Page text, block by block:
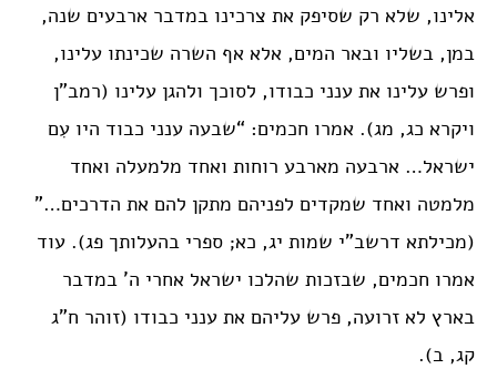
אלינו, שלא רק שסיפק את צרכינו במדבר ארבעים שנה,
במן, בשליו ובאר המים, אלא אף השרה שכינתו עלינו,
ופרש עלינו את ענני כבודו, לסוכך ולהגן עלינו (רמב”ן
ויקרא כג, מג). אמרו חכמים: “שבעה ענני כבוד היו עִם
ישראל… ארבעה מארבע רוחות ואחד מלמעלה ואחד
מלמטה ואחד שמקדים לפניהם מתקן להם את הדרכים…”
(מכילתא דרשב”י שמות יג, כא; ספרי בהעלותך פג). עוד
אמרו חכמים, שבזכות שהלכו ישראל אחרי ה’ במדבר
בארץ לא זרועה, פרש עליהם את ענני כבודו (זוהר ח”ג
קג, ב).